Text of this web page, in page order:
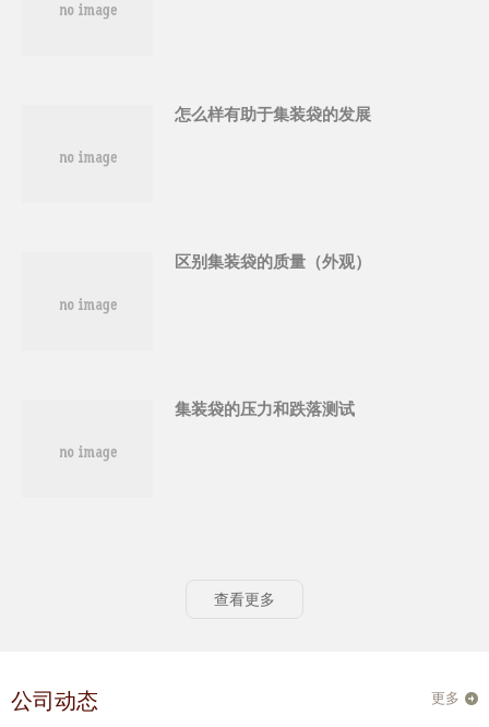
怎么样有助于集装袋的发展
区别集装袋的质量（外观）
集装袋的压力和跌落测试
查看更多
更多
公司动态